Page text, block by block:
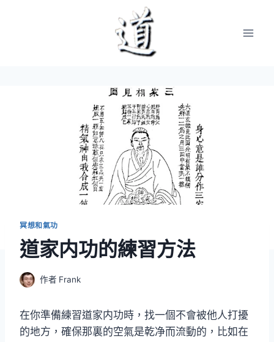
冥想和氣功
道家内功的練習方法
作者 Frank
在你準備練習道家内功時，找一個不會被他人打擾
的地方，確保那裏的空氣是乾净而流動的，比如在